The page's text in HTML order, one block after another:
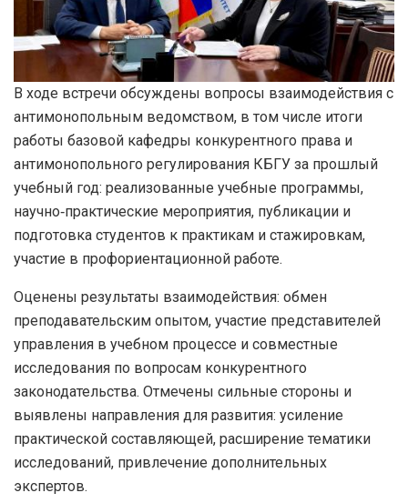
В ходе встречи обсуждены вопросы взаимодействия с
антимонопольным ведомством, в том числе итоги
работы базовой кафедры конкурентного права и
антимонопольного регулирования КБГУ за прошлый
учебный год: реализованные учебные программы,
научно‑практические мероприятия, публикации и
подготовка студентов к практикам и стажировкам,
участие в профориентационной работе.
Оценены результаты взаимодействия: обмен
преподавательским опытом, участие представителей
управления в учебном процессе и совместные
исследования по вопросам конкурентного
законодательства. Отмечены сильные стороны и
выявлены направления для развития: усиление
практической составляющей, расширение тематики
исследований, привлечение дополнительных
экспертов.